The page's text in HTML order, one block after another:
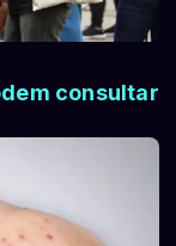
consultar